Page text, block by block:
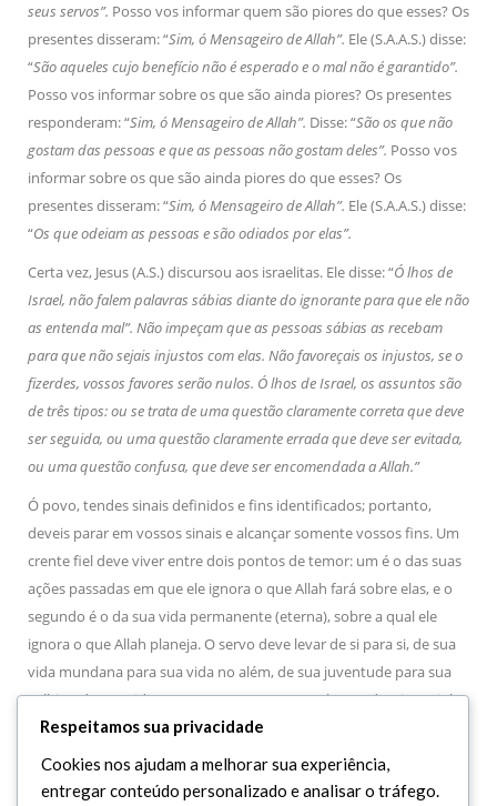
seus servos”. Posso vos informar quem são piores do que esses? Os
presentes disseram: “Sim, ó Mensageiro de Allah”. Ele (S.A.A.S.) disse:
“São aqueles cujo benefício não é esperado e o mal não é garantido”.
Posso vos informar sobre os que são ainda piores? Os presentes
responderam: “Sim, ó Mensageiro de Allah”. Disse: “São os que não
gostam das pessoas e que as pessoas não gostam deles”. Posso vos
informar sobre os que são ainda piores do que esses? Os
presentes disseram: “Sim, ó Mensageiro de Allah”. Ele (S.A.A.S.) disse:
“Os que odeiam as pessoas e são odiados por elas”.
Certa vez, Jesus (A.S.) discursou aos israelitas. Ele disse: “Ó lhos de
Israel, não falem palavras sábias diante do ignorante para que ele não
as entenda mal”. Não impeçam que as pessoas sábias as recebam
para que não sejais injustos com elas. Não favoreçais os injustos, se o
fizerdes, vossos favores serão nulos. Ó lhos de Israel, os assuntos são
de três tipos: ou se trata de uma questão claramente correta que deve
ser seguida, ou uma questão claramente errada que deve ser evitada,
ou uma questão confusa, que deve ser encomendada a Allah.”
Ó povo, tendes sinais definidos e fins identificados; portanto,
deveis parar em vossos sinais e alcançar somente vossos fins. Um
crente fiel deve viver entre dois pontos de temor: um é o das suas
ações passadas em que ele ignora o que Allah fará sobre elas, e o
segundo é o da sua vida permanente (eterna), sobre a qual ele
ignora o que Allah planeja. O servo deve levar de si para si, de sua
vida mundana para sua vida no além, de sua juventude para sua
velhice, de sua vida para sua morte. Por Aquele que domina minha
alma eu juro, nenhuma reprovação será depois da morte,
nenhuma morada haverá senão o Paraíso ou o Inferno.
Respeitamos sua privacidade
Cookies nos ajudam a melhorar sua experiência,
entregar conteúdo personalizado e analisar o tráfego.